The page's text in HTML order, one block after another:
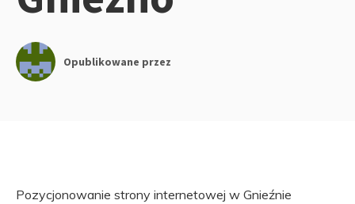
Opublikowane przez
Pozycjonowanie strony internetowej w Gnieźnie